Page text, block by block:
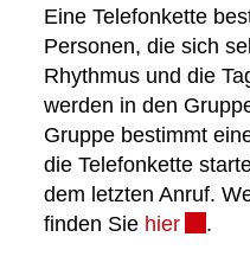
Eine Telefonkette
Personen, die sich
Rhythmus und die
werden in den
Gruppe bestimmt
die Telefonkette
dem letzten Anruf.
finden Sie hier .